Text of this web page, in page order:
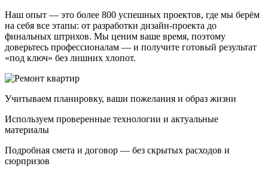
Наш опыт — это более 800 успешных проектов, где мы берём
на себя все этапы: от разработки дизайн-проекта до
финальных штрихов. Мы ценим ваше время, поэтому
доверьтесь профессионалам — и получите готовый результат
«под ключ» без лишних хлопот.
Учитываем планировку, ваши пожелания и образ жизни
Используем проверенные технологии и актуальные
материалы
Подробная смета и договор — без скрытых расходов и
сюрпризов